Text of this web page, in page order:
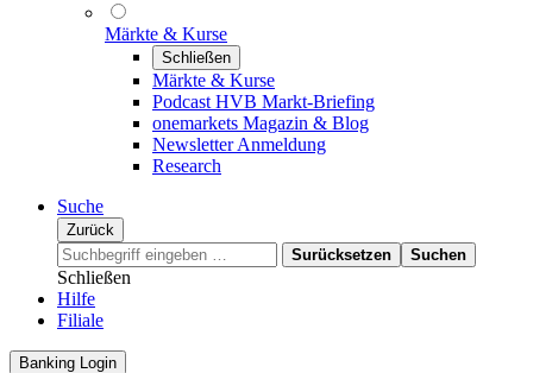
Märkte & Kurse
Schließen
Märkte & Kurse
Podcast HVB Markt-Briefing
onemarkets Magazin & Blog
Newsletter Anmeldung
Research
Suche
Zurück
Surücksetzen
Suchen
Schließen
Hilfe
Filiale
Banking Login